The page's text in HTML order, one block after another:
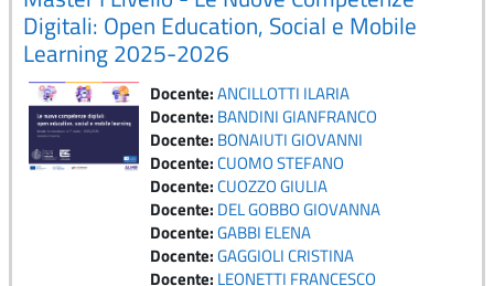
Digitali: Open Education, Social e Mobile
Learning 2025-2026
Docente:ANCILLOTTI ILARIA
Docente: BANDINI GIANFRANCO
Docente: BONAIUTI GIOVANNI
Docente:CUOMO STEFANO
Docente:CUOZZO GIULIA
Docente: DEL GOBBO GIOVANNA
Docente:GABBI ELENA
Docente:GAGGIOLI CRISTINA
Docente: LEONETTI FRANCESCO